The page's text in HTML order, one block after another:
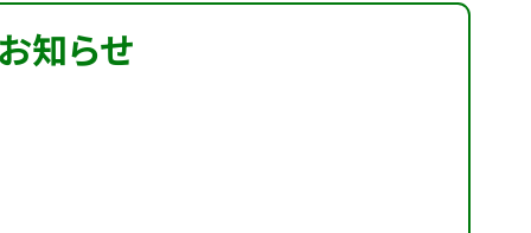
知らせ